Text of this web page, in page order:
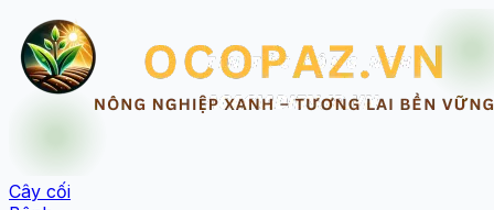
Cây cối